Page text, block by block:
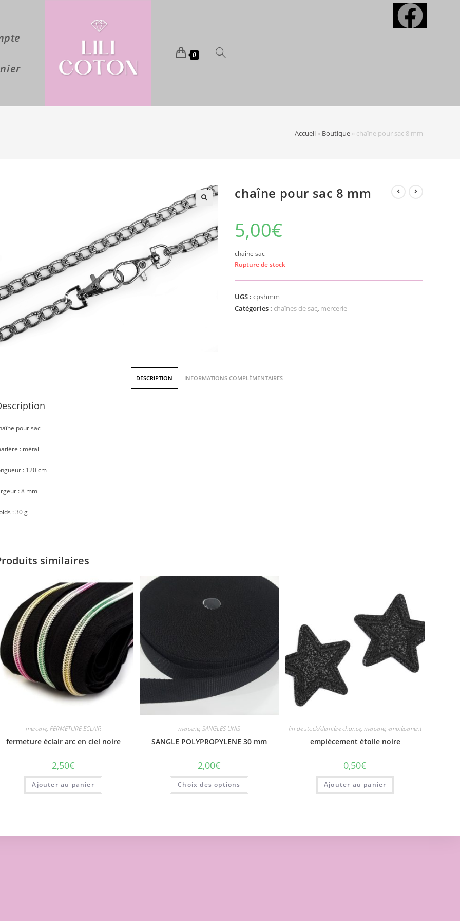
0
Accueil » Boutique » chaîne pour sac 8 mm
chaîne pour sac 8 mm
5,00€
chaîne sac
Rupture de stock
UGS :cpshmm
Catégories : chaînes de sac, mercerie
DESCRIPTION INFORMATIONS COMPLÉMENTAIRES
pour sac
: métal
: 120 cm
: 8 mm
: 30 g
similaires
mercerie, FERMETURE ECLAIR
fermeture éclair arc en ciel noire
2,50€
Ajouter au panier
mercerie, SANGLES UNIS
SANGLE POLYPROPYLENE 30 mm
2,00€
Choix des options
fin de stock/dernière chance, mercerie, empiècement
empiècement étoile noire
0,50€
Ajouter au panier